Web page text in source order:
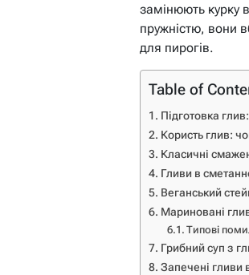
замінюють курку
пружністю, вони
для пирогів.
Table of
Підготовка
Користь глив:
Класичні
Гливи в
Веганський
Мариновані
Типові
Грибний суп з
Запечені гливи